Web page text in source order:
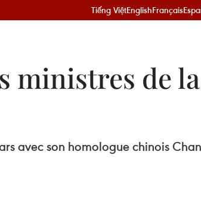
Tiếng ViệtEnglishFrançais
ministres de la
avec son homologue chinois